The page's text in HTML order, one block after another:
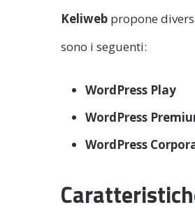
Keliweb propone
sono i seguenti:
WordPress Play
WordPress
WordPress